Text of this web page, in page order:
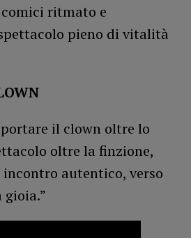
ritmato e
pieno di vitalità
il clown oltre lo
oltre la finzione,
autentico, verso